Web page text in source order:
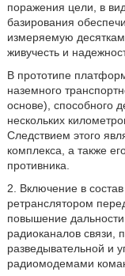
поражения цели, в
базирования
измеряемую
живучесть и
В прототипе
наземного
основе), способного
нескольких
Следствием этого
комплекса, а также
противника.
2. Включение в
ретранслятором
повышение дальности
радиоканалов связи,
разведывательной
радиомодемами